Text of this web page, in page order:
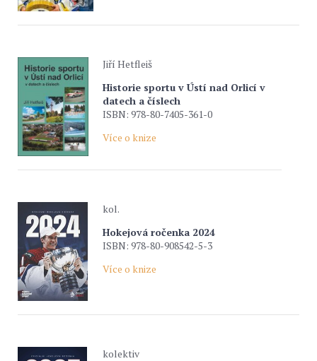
Jiří Hetfleiš
Historie sportu v Ústí nad Orlicí v
datech a číslech
ISBN: 978-80-7405-361-0
Více o knize
kol.
Hokejová ročenka 2024
ISBN: 978-80-908542-5-3
Více o knize
kolektiv